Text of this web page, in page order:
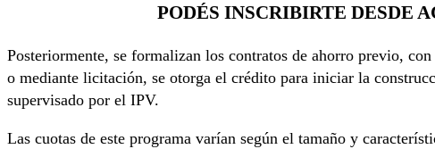
PODÉS INSCRIBIRTE DESDE
Posteriormente, se formalizan los contratos de ahorro previo,
o mediante licitación, se otorga el crédito para iniciar la
supervisado por el IPV.
Las cuotas de este programa varían según el tamaño y